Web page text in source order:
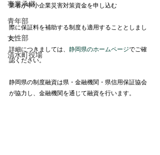
事業承継
青年部
女性部
清水町役場
業者が中小企業災害対策資金を申し込む
際に保証料を補助する制度も適用することとしまし
た。
詳細につきましては、 静岡県のホームページでご確
認ください。
静岡県の制度融資は県・金融機関・県信用保証協会
が協力し、金融機関を通じて融資を行います。